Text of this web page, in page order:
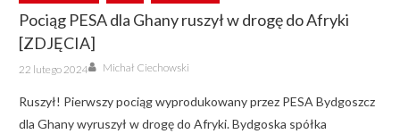
Pociąg PESA dla Ghany ruszył w drogę do Afryki
[ZDJĘCIA]
Posted
on
22 lutego 2024 Author
Michał Ciechowski
Ruszył! Pierwszy pociąg wyprodukowany przez PESA Bydgoszcz
dla Ghany wyruszył w drogę do Afryki. Bydgoska spółka